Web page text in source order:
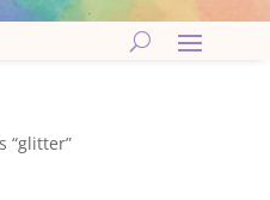
“glitter”